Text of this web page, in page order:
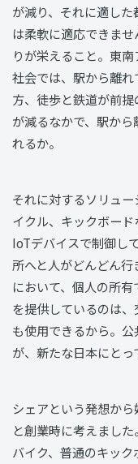
が減り、それに適し
は柔軟に適応できま
りが栄えること。東
社会では、駅から離
方、徒歩と鉄道が前
が減るなかで、駅か
れるか。
それに対するソリュ
イクル、キックボー
IoTデバイスで制御し
所へと人がどんどん
において、個人の所
を提供しているのは
も使用できるから。
が、新たな日本にとっ
シェアという発想か
と創業時に考えまし
バイク、普通のキッ